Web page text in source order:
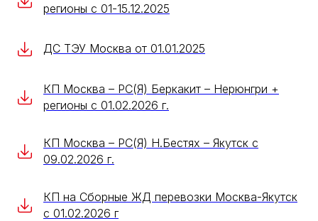
регионы с 01-15.12.2025
ДС ТЭУ Москва от 01.01.2025
КП Москва – РС(Я) Беркакит – Нерюнгри +
регионы с 01.02.2026 г.
КП Москва – РС(Я) Н.Бестях – Якутск с
09.02.2026 г.
КП на Сборные ЖД перевозки Москва-Якутск
с 01.02.2026 г